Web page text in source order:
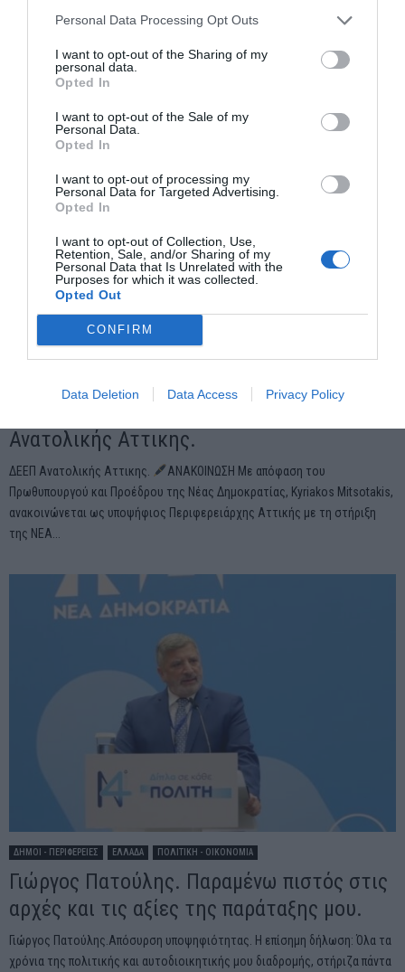
Personal Data Processing Opt Outs
I want to opt-out of the Sharing of my
personal data.
Opted In
I want to opt-out of the Sale of my
Personal Data.
Opted In
I want to opt-out of processing my
Personal Data for Targeted Advertising.
Opted In
I want to opt-out of Collection, Use,
Retention, Sale, and/or Sharing of my
Personal Data that Is Unrelated with the
Purposes for which it was collected.
Opted Out
CONFIRM
Data Deletion Data Access Privacy Policy
Ελληνική Παραολυμπιακή Επιτροπή . Η ΕΛΛΑΔΑ μας στην Κορυφή του
Τσαπατάκης υπερασπίστηκε τον τίτλο...
Ανατολικής Αττικης.
ΔΕΕΠ Ανατολικής Αττικης.
ΑΝΑΚΟΙΝΩΣΗ Με απόφαση του
Πρωθυπουργού και Προέδρου της Νέας Δημοκρατίας, Kyriakos Mitsotakis,
ανακοινώνεται ως υποψήφιος Περιφερειάρχης Αττικής με τη στήριξη
της ΝΕΑ...
ΔΗΜΟΙ - ΠΕΡΙΦΕΡΕΙΕΣ ΕΛΛΑΔΑ ΠΟΛΙΤΙΚΗ - ΟΙΚΟΝΟΜΙΑ
Γιώργος Πατούλης. Παραμένω πιστός στις
αρχές και τις αξίες της παράταξης μου.
Γιώργος Πατούλης.Απόσυρση υποψηφιότητας. Η επίσημη δήλωση: Όλα τα
χρόνια της πολιτικής και αυτοδιοικητικής μου διαδρομής, στήριζα πάντα